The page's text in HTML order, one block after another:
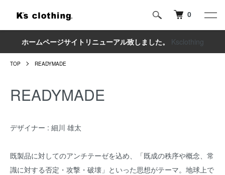
0
ホームページサイトリニューアル致しました。 Ksclothing
TOP READYMADE
READYMADE
デザイナー : 細川 雄太
既製品に対してのアンチテーゼを込め、「既成の秩序や概念、常
識に対する否定・攻撃・破壊」といった思想がテーマ。地球上で